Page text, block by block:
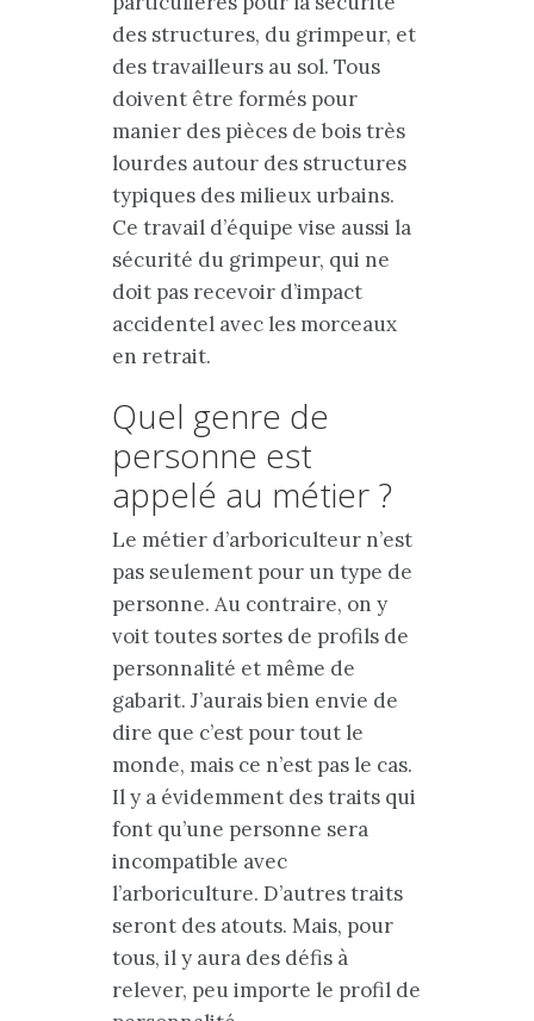
des structures, du grimpeur, et
des travailleurs au sol. Tous
doivent être formés pour
manier des pièces de bois très
lourdes autour des structures
typiques des milieux urbains.
Ce travail d’équipe vise aussi la
sécurité du grimpeur, qui ne
doit pas recevoir d’impact
accidentel avec les morceaux
en retrait.
Quel genre de
personne est
appelé au métier ?
Le métier d’arboriculteur n’est
pas seulement pour un type de
personne. Au contraire, on y
voit toutes sortes de profils de
personnalité et même de
gabarit. J’aurais bien envie de
dire que c’est pour tout le
monde, mais ce n’est pas le cas.
Il y a évidemment des traits qui
font qu’une personne sera
incompatible avec
l’arboriculture. D’autres traits
seront des atouts. Mais, pour
tous, il y aura des défis à
relever, peu importe le profil de